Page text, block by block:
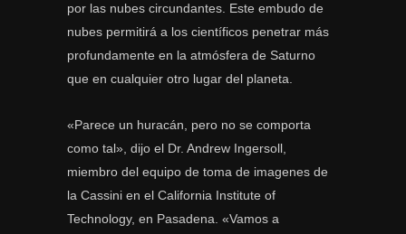
por las nubes circundantes. Este embudo de
nubes permitirá a los científicos penetrar más
profundamente en la atmósfera de Saturno
que en cualquier otro lugar del planeta.
«Parece un huracán, pero no se comporta
como tal», dijo el Dr. Andrew Ingersoll,
miembro del equipo de toma de imagenes de
la Cassini en el California Institute of
Technology, en Pasadena. «Vamos a